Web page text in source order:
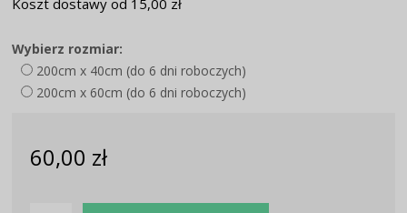
Wybierz rozmiar:
200cm x 40cm (do 6 dni roboczych)
200cm x 60cm (do 6 dni roboczych)
60,00 zł